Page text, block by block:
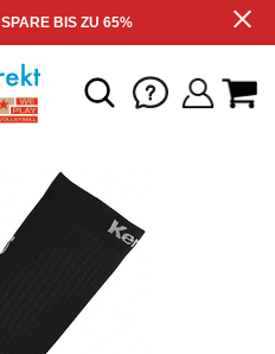
BIS ZU 65%